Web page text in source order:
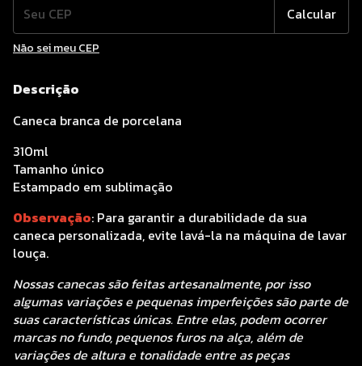
Calcular
Não sei meu CEP
Descrição
Caneca branca de porcelana
310ml
Tamanho único
Estampado em sublimação
Observação: Para garantir a durabilidade da sua
caneca personalizada, evite lavá-la na máquina de lavar
louça.
Nossas canecas são feitas artesanalmente, por isso
algumas variações e pequenas imperfeições são parte de
suas características únicas. Entre elas, podem ocorrer
marcas no fundo, pequenos furos na alça, além de
variações de altura e tonalidade entre as peças